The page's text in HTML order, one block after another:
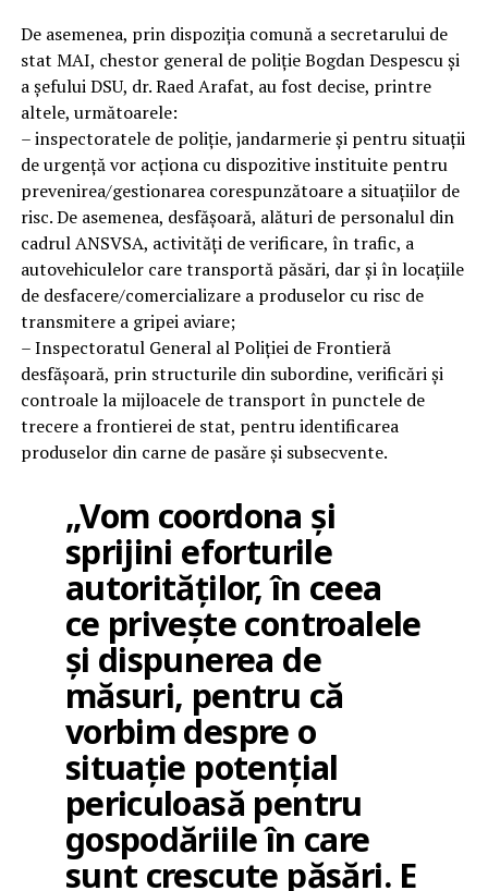
De asemenea, prin dispoziția comună a secretarului de
stat MAI, chestor general de poliție Bogdan Despescu și
a șefului DSU, dr. Raed Arafat, au fost decise, printre
altele, următoarele:
– inspectoratele de poliție, jandarmerie și pentru situații
de urgență vor acționa cu dispozitive instituite pentru
prevenirea/gestionarea corespunzătoare a situațiilor de
risc. De asemenea, desfășoară, alături de personalul din
cadrul ANSVSA, activități de verificare, în trafic, a
autovehiculelor care transportă păsări, dar și în locațiile
de desfacere/comercializare a produselor cu risc de
transmitere a gripei aviare;
– Inspectoratul General al Poliției de Frontieră
desfășoară, prin structurile din subordine, verificări și
controale la mijloacele de transport în punctele de
trecere a frontierei de stat, pentru identificarea
produselor din carne de pasăre și subsecvente.
„Vom coordona și
sprijini eforturile
autorităților, în ceea
ce privește controalele
și dispunerea de
măsuri, pentru că
vorbim despre o
situație potențial
periculoasă pentru
gospodăriile în care
sunt crescute păsări. E